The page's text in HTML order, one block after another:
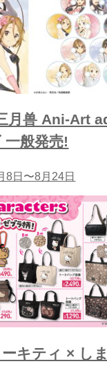
月兽 Ani-Art
般発売!
8日〜8月24日
キティ × し